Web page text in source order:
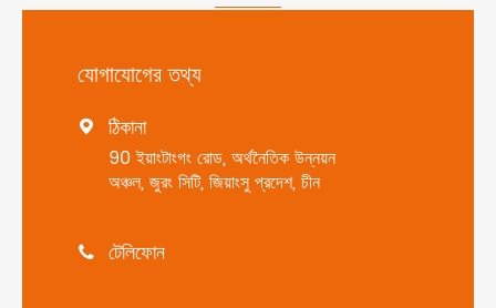
যোগাযোগের তথ্য
 ঠিকানা
90 ইয়াংটাংগং রোড, অর্থনৈতিক উন্নয়ন
অঞ্চল, জুরং সিটি, জিয়াংসু প্রদেশ, চীন
 টেলিফোন